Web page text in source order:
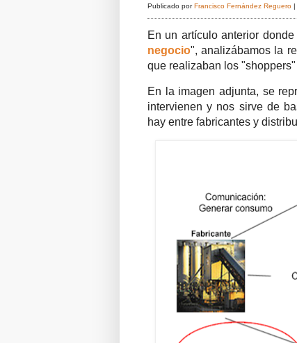
Publicado porFrancisco Fernández Reguero |
En un artículo anterior
negocio", analizábamos la
que realizaban los
En la imagen adjunta, se
intervienen y nos sirve de
hay entre fabricantes y